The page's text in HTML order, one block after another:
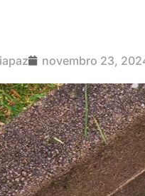
novembro 23,